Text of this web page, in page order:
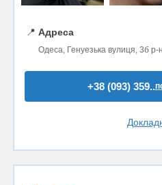
📍 Адреса
Одеса, Генуезька вулиця, 3б
+38 (093) 359..